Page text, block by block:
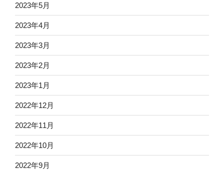
2023年5月
2023年4月
2023年3月
2023年2月
2023年1月
2022年12月
2022年11月
2022年10月
2022年9月